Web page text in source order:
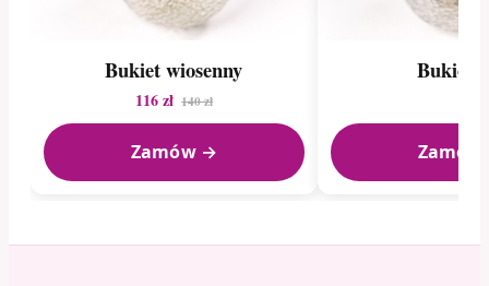
Bukiet wiosenny
116 zł 140 zł
Zamów →
Bukiet